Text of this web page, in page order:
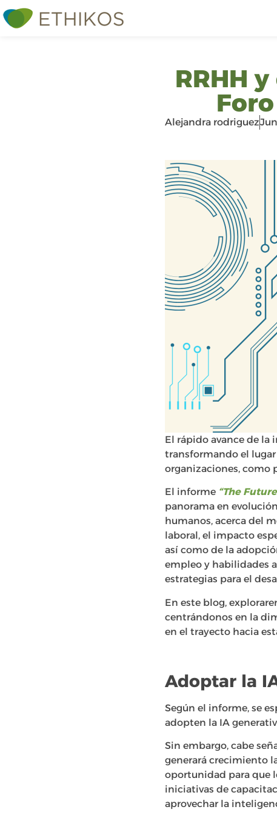
RRHH
Alejandra rodriguez
El rápido avance de
transformando el
organizaciones, como
El informe “The
panorama en
humanos, acerca del
laboral, el impacto
así como de la
empleo y habilidades
estrategias para el
En este blog,
centrándonos en la
en el trayecto hacia
Adoptar la
Según el informe, se
adopten la IA
Sin embargo, cabe
generará crecimiento
oportunidad para que
iniciativas de
aprovechar la